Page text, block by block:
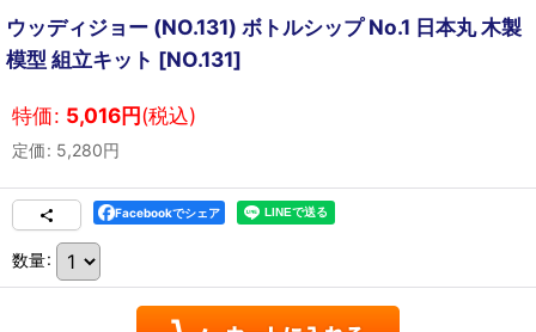
ウッディジョー (NO.131) ボトルシップ No.1 日本丸 木製
模型 組立キット [NO.131]
特価: 5,016円(税込)
定価: 5,280円
Facebookでシェア
数量: